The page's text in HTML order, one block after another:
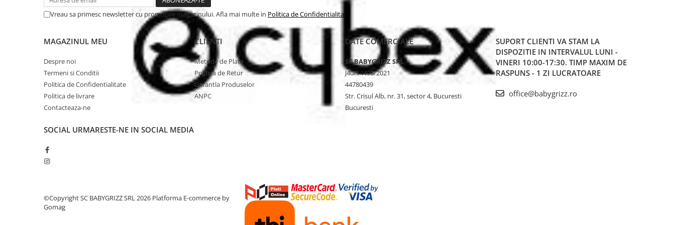
Vreau sa primesc newsletter cu promotiile magazinului. Afla mai multe in Politica de Confidentialitate
MAGAZINUL MEU
Despre noi
Termeni si Conditii
Politica de Confidentialitate
Politica de livrare
Contacteaza-ne
CLIENTI
Metode de Plata
Politica de Retur
Garantia Produselor
ANPC
DATE COMERCIALE
SC BABYGRIZZ SRL
J40/14495/2021
44780439
Str. Crisul Alb, nr. 31, sector 4, Bucuresti
Bucuresti
SUPORT CLIENTI VA STAM LA
DISPOZITIE IN INTERVALUL LUNI -
VINERI 10:00-17:30. TIMP MAXIM DE
RASPUNS - 1 ZI LUCRATOARE
office@babygrizz.ro
SOCIAL URMARESTE-NE IN SOCIAL MEDIA
©Copyright SC BABYGRIZZ SRL 2026 Platforma E-commerce by
Gomag